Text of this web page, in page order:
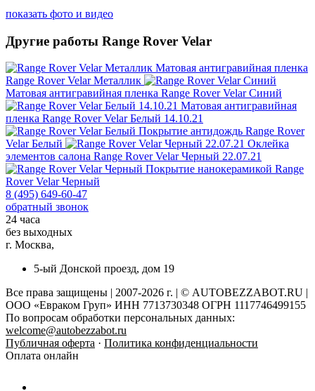
показать фото и видео
Другие работы Range Rover Velar
Матовая антигравийная пленка
Range Rover Velar Металлик
Матовая антигравийная пленка Range Rover Velar Синий
Матовая антигравийная
пленка Range Rover Velar Белый 14.10.21
Покрытие антидождь Range Rover
Velar Белый
Оклейка
элементов салона Range Rover Velar Черный 22.07.21
Покрытие нанокерамикой Range
Rover Velar Черный
8 (495) 649-60-47
обратный звонок
24 часа
без выходных
г. Москва,
5-ый Донской проезд, дом 19
Все права защищены | 2007-2026 г. | © AUTOBEZZABOT.RU |
ООО «Евраком Груп» ИНН 7713730348 ОГРН 1117746499155
По вопросам обработки персональных данных:
welcome@autobezzabot.ru
Публичная оферта · Политика конфиденциальности
Оплата онлайн